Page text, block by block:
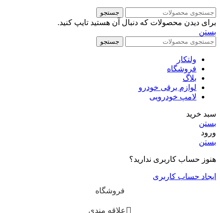
جستجو
برای دیدن محصولات که دنبال آن هستید تایپ کنید.
بستن
جستجو
ولتکار
فروشگاه
بلاگ
لوازم برقی خودرو
لامپ خودرویی
سبد خرید
بستن
ورود
بستن
هنوز حساب کاربری ندارید؟
ایجاد حساب کاربری
فروشگاه
علاقه مندی